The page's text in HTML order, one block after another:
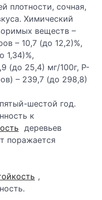
плотности, сочная,
Химический
веществ –
– 10,7 (до 12,2)%,
1,34)%,
(до 25,4) мг/100г, Р-
– 239,7 (до 298,8)
шестой год.
к
деревьев
поражается
,